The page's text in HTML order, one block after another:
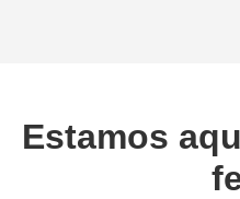
Estamos